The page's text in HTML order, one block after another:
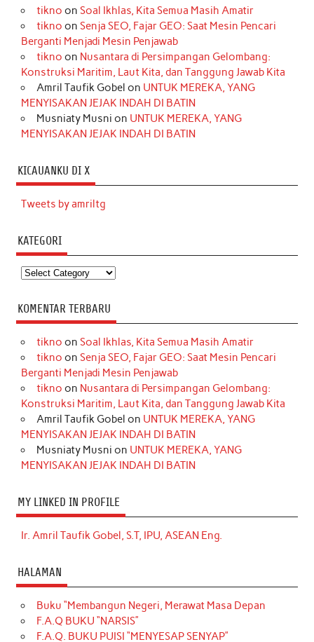
tikno on Soal Ikhlas, Kita Semua Masih Amatir
tikno on Senja SEO, Fajar GEO: Saat Mesin Pencari
Berganti Menjadi Mesin Penjawab
tikno on Nusantara di Persimpangan Gelombang:
Konstruksi Maritim, Laut Kita, dan Tanggung Jawab Kita
Amril Taufik Gobel on UNTUK MEREKA, YANG
MENYISAKAN JEJAK INDAH DI BATIN
Musniaty Musni on UNTUK MEREKA, YANG
MENYISAKAN JEJAK INDAH DI BATIN
KICAUANKU DI X
Tweets by amriltg
KATEGORI
Kategori
KOMENTAR TERBARU
tikno on Soal Ikhlas, Kita Semua Masih Amatir
tikno on Senja SEO, Fajar GEO: Saat Mesin Pencari
Berganti Menjadi Mesin Penjawab
tikno on Nusantara di Persimpangan Gelombang:
Konstruksi Maritim, Laut Kita, dan Tanggung Jawab Kita
Amril Taufik Gobel on UNTUK MEREKA, YANG
MENYISAKAN JEJAK INDAH DI BATIN
Musniaty Musni on UNTUK MEREKA, YANG
MENYISAKAN JEJAK INDAH DI BATIN
MY LINKED IN PROFILE
Ir. Amril Taufik Gobel, S.T, IPU, ASEAN Eng.
HALAMAN
Buku “Membangun Negeri, Merawat Masa Depan
F.A.Q BUKU “NARSIS”
F.A.Q. BUKU PUISI “MENYESAP SENYAP”